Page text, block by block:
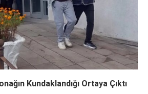
Kundaklandığı Ortaya Çıktı